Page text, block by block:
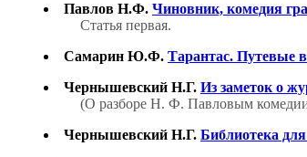
Павлов Н.Ф. Чиновник, комедия
Статья первая.
Самарин Ю.Ф. Тарантас. Путевые
Чернышевский Н.Г. Из заметок о
(О разборе Н. Ф. Павловым
Чернышевский Н.Г. Библиотека